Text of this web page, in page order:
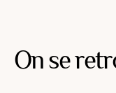
On se